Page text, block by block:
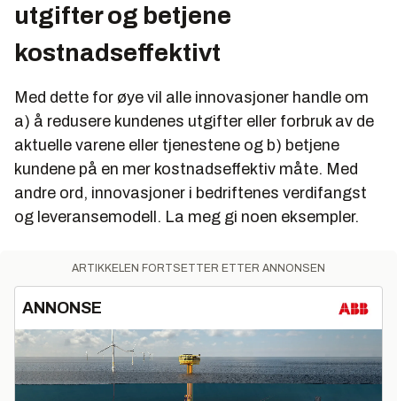
utgifter og betjene
kostnadseffektivt
Med dette for øye vil alle innovasjoner handle om
a) å redusere kundenes utgifter eller forbruk av de
aktuelle varene eller tjenestene og b) betjene
kundene på en mer kostnadseffektiv måte. Med
andre ord, innovasjoner i bedriftenes verdifangst
og leveransemodell. La meg gi noen eksempler.
ARTIKKELEN FORTSETTER ETTER ANNONSEN
ANNONSE